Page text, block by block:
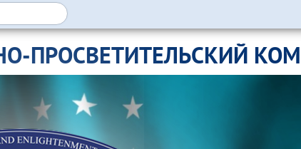
ПРОСВЕТИТЕЛЬСКИЙ